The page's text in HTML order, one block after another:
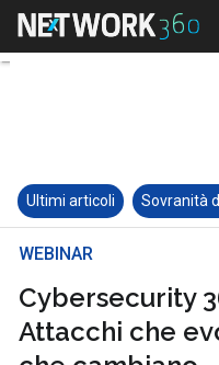
Ultimi articoli Sovranità
WEBINAR
Cybersecurity
Attacchi che